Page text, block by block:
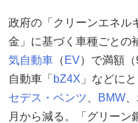
政府の「クリーンエネル
金」に基づく車種ごとの
気自動車 （ EV）で満額
自動車「 bZ4X 」などに
セデス・ベンツ
BMW
月から減る。「グリーン